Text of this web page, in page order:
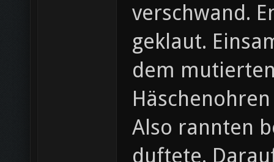
verschwand.
geklaut.
dem
Also rannten
duftete.